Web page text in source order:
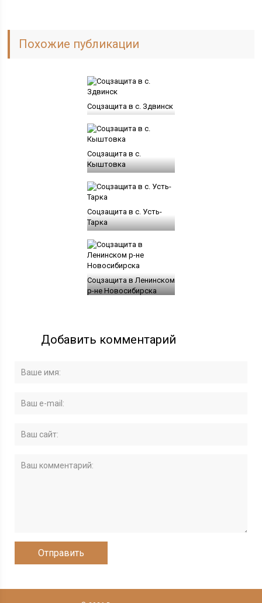
Похожие публикации
Соцзащита в с. Здвинск
Соцзащита в с.
Кыштовка
Соцзащита в с. Усть-
Тарка
Соцзащита в Ленинском
р-не Новосибирска
Добавить комментарий